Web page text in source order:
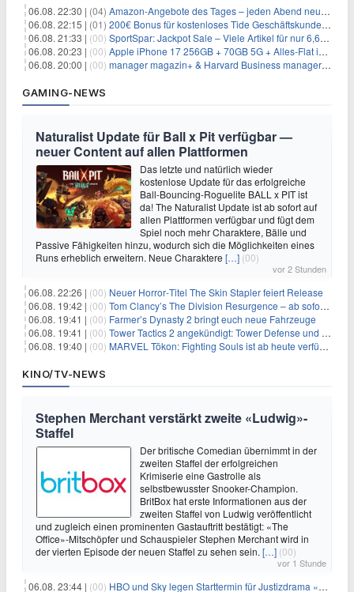
06.08. 22:30 | (04) Amazon-Angebote des Tages – jeden Abend neue Deals zum Stöbern
06.08. 22:15 | (01) 200€ Bonus für kostenloses Tide Geschäftskundenkonto
06.08. 21:33 | (00) SportSpar: Jackpot Sale – Viele Artikel für nur 6,66€ – nur 48 Stunden
06.08. 20:23 | (00) Apple iPhone 17 256GB + 70GB 5G + Alles-Flat im Vodafone-Netz für 34,99€/Monat – eff. 4,65€/Monat
06.08. 20:00 | (00) manager magazin+ & Harvard Business manager+ Digital-Kombi-Abo 1 Monat kostenlos
GAMING-NEWS
Naturalist Update für Ball x Pit verfügbar —
neuer Content auf allen Plattformen
Das letzte und natürlich wieder
kostenlose Update für das erfolgreiche
Ball-Bouncing-Roguelite BALL x PIT ist
da! The Naturalist Update ist ab sofort auf
allen Plattformen verfügbar und fügt dem
Spiel noch mehr Charaktere, Bälle und
Passive Fähigkeiten hinzu, wodurch sich die Möglichkeiten eines
Runs erheblich erweitern. Neue Charaktere […] (00)
vor 2 Stunden
06.08. 22:26 | (00) Neuer Horror‑Titel The Skin Stapler feiert Release
06.08. 19:42 | (00) Tom Clancy’s The Division Resurgence – ab sofort für euch verfügbar
06.08. 19:41 | (00) Farmer’s Dynasty 2 bringt euch neue Fahrzeuge
06.08. 19:41 | (00) Tower Tactics 2 angekündigt: Tower Defense und Deckbuilding Kombo kehrt zurück
06.08. 19:40 | (00) MARVEL Tōkon: Fighting Souls ist ab heute verfügbar
KINO/TV-NEWS
Stephen Merchant verstärkt zweite «Ludwig»-
Staffel
Der britische Comedian übernimmt in der
zweiten Staffel der erfolgreichen
Krimiserie eine Gastrolle als
selbstbewusster Snooker-Champion.
BritBox hat erste Informationen aus der
zweiten Staffel von Ludwig veröffentlicht
und zugleich einen prominenten Gastauftritt bestätigt: «The
Office»-Mitschöpfer und Schauspieler Stephen Merchant wird in
der vierten Episode der neuen Staffel zu sehen sein. […] (00)
vor 1 Stunde
06.08. 23:44 | (00) HBO und Sky legen Starttermin für Justizdrama «War» fest